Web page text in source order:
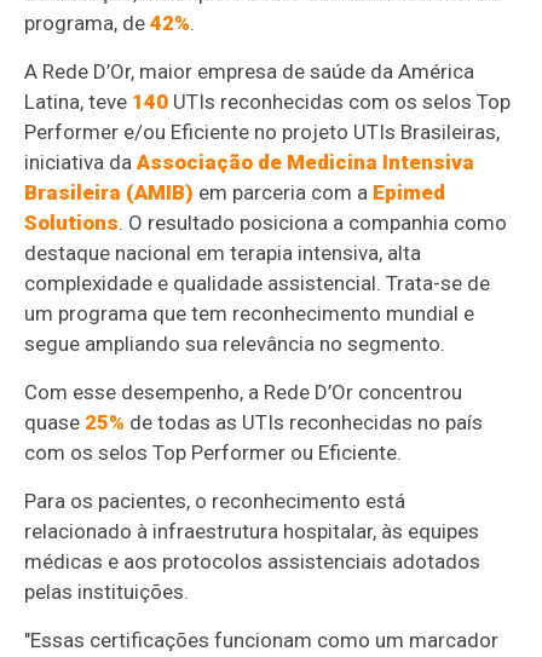
programa, de42%.
A Rede D’Or, maior empresa de saúde da América
Latina, teve 140 UTIs reconhecidas com os selos Top
Performer e/ou Eficiente no projeto UTIs Brasileiras,
iniciativa daAssociação de Medicina Intensiva
Brasileira (AMIB) em parceria com a Epimed
Solutions. O resultado posiciona a companhia como
destaque nacional em terapia intensiva, alta
complexidade e qualidade assistencial. Trata-se de
um programa que tem reconhecimento mundial e
segue ampliando sua relevância no segmento.
Com esse desempenho, a Rede D’Or concentrou
quase 25% de todas as UTIs reconhecidas no país
com os selos Top Performer ou Eficiente.
Para os pacientes, o reconhecimento está
relacionado à infraestrutura hospitalar, às equipes
médicas e aos protocolos assistenciais adotados
pelas instituições.
"Essas certificações funcionam como um marcador